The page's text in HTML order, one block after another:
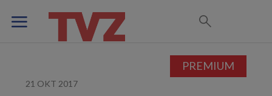
21 OKT 2017
PREMIUM